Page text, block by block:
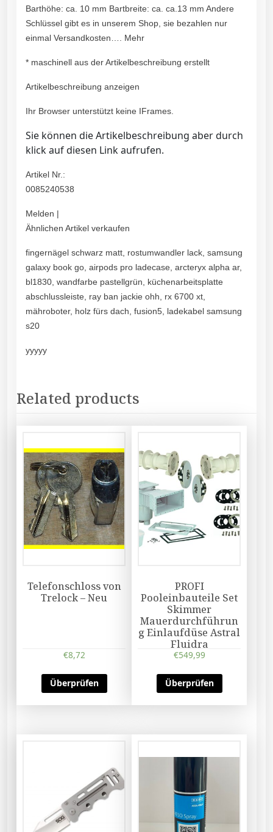
Barthöhe: ca. 10 mm Bartbreite: ca. ca.13 mm Andere
Schlüssel gibt es in unserem Shop, sie bezahlen nur
einmal Versandkosten…. Mehr
* maschinell aus der Artikelbeschreibung erstellt
Artikelbeschreibung anzeigen
Ihr Browser unterstützt keine IFrames.
Sie können die Artikelbeschreibung aber durch
klick auf diesen Link aufrufen.
Artikel Nr.:
0085240538
Melden |
Ähnlichen Artikel verkaufen
fingernägel schwarz matt, rostumwandler lack, samsung
galaxy book go, airpods pro ladecase, arcteryx alpha ar,
bl1830, wandfarbe pastellgrün, küchenarbeitsplatte
abschlussleiste, ray ban jackie ohh, rx 6700 xt,
mähroboter, holz fürs dach, fusion5, ladekabel samsung
s20
yyyyy
Related products
Telefonschloss von
Trelock – Neu
€8,72
Überprüfen
PROFI
Pooleinbauteile Set
Skimmer
Mauerdurchführun
g Einlaufdüse Astral
Fluidra
€549,99
Überprüfen